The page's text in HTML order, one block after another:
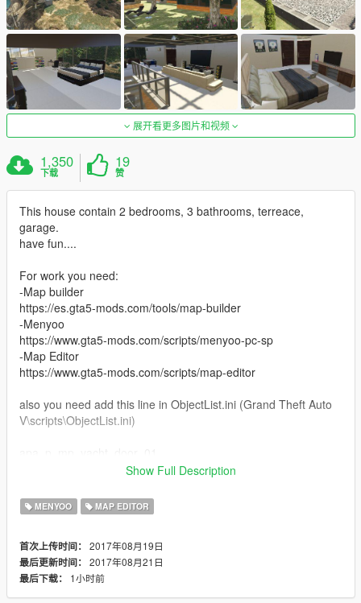
展开看更多图片和视频
1,350
下载
19
赞
This house contain 2 bedrooms, 3 bathrooms, terreace,
garage.
have fun....
For work you need:
-Map builder
https://es.gta5-mods.com/tools/map-builder
-Menyoo
https://www.gta5-mods.com/scripts/menyoo-pc-sp
-Map Editor
https://www.gta5-mods.com/scripts/map-editor
also you need add this line in ObjectList.ini (Grand Theft Auto
V\scripts\ObjectList.ini)
Grand Theft Auto V\menyooStuff\Spooner
/Grand Theft Auto/
In game, open menyoo and load Casa.xml,
open map editor and load puertas.xml
Show Full Description
MENYOO MAP EDITOR
首次上传时间： 2017年08月19日
最后更新时间： 2017年08月21日
最后下载：
1小时前